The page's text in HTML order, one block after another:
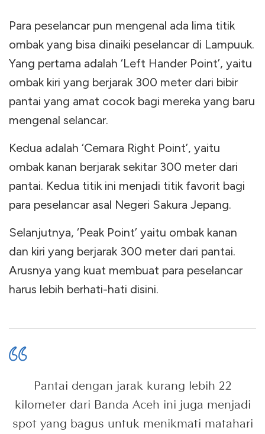
Para peselancar pun mengenal ada lima titik
ombak yang bisa dinaiki peselancar di Lampuuk.
Yang pertama adalah ‘Left Hander Point’, yaitu
ombak kiri yang berjarak 300 meter dari bibir
pantai yang amat cocok bagi mereka yang baru
mengenal selancar.
Kedua adalah ‘Cemara Right Point’, yaitu
ombak kanan berjarak sekitar 300 meter dari
pantai. Kedua titik ini menjadi titik favorit bagi
para peselancar asal Negeri Sakura Jepang.
Selanjutnya, ‘Peak Point’ yaitu ombak kanan
dan kiri yang berjarak 300 meter dari pantai.
Arusnya yang kuat membuat para peselancar
harus lebih berhati-hati disini.
Pantai dengan jarak kurang lebih 22
kilometer dari Banda Aceh ini juga menjadi
spot yang bagus untuk menikmati matahari